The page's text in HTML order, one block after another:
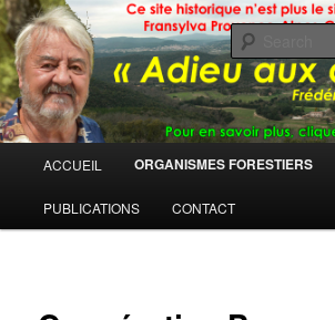
Skip
to
ACCUEIL ORGANISMES FORESTIERS
PUBLICATIONS CONTACT